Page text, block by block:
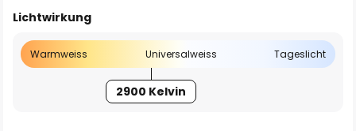
Lichtwirkung
Warmweiss Universalweiss Tageslicht
2900 Kelvin